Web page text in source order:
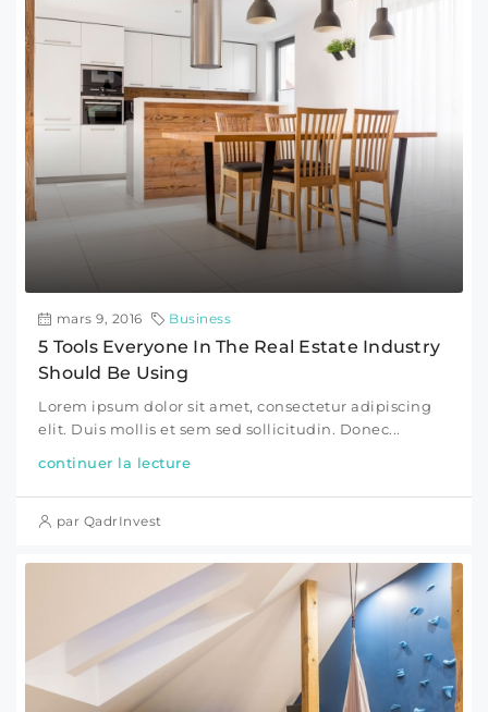
mars 9, 2016 Business
5 Tools Everyone In The Real Estate Industry
Should Be Using
Lorem ipsum dolor sit amet, consectetur adipiscing
elit. Duis mollis et sem sed sollicitudin. Donec...
continuer la lecture
par QadrInvest